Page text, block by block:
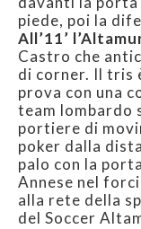
piede, poi la
All’11’
Castro che
di corner. Il tris
prova con una
team lombardo
portiere di
poker dalla
palo con la
Annese nel
alla rete della
del Soccer